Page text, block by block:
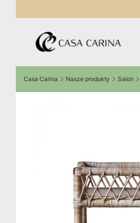
Casa Carina Nasze produkty Salon